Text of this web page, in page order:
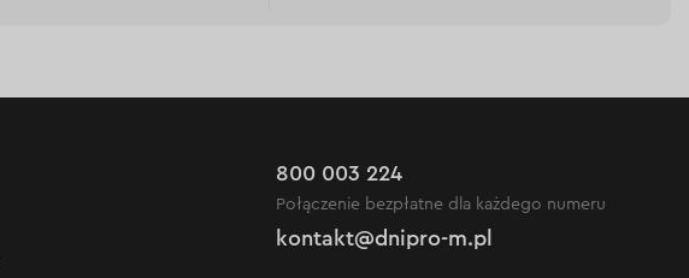
800 003 224
Połączenie bezpłatne dla każdego numeru
kontakt@dnipro-m.pl